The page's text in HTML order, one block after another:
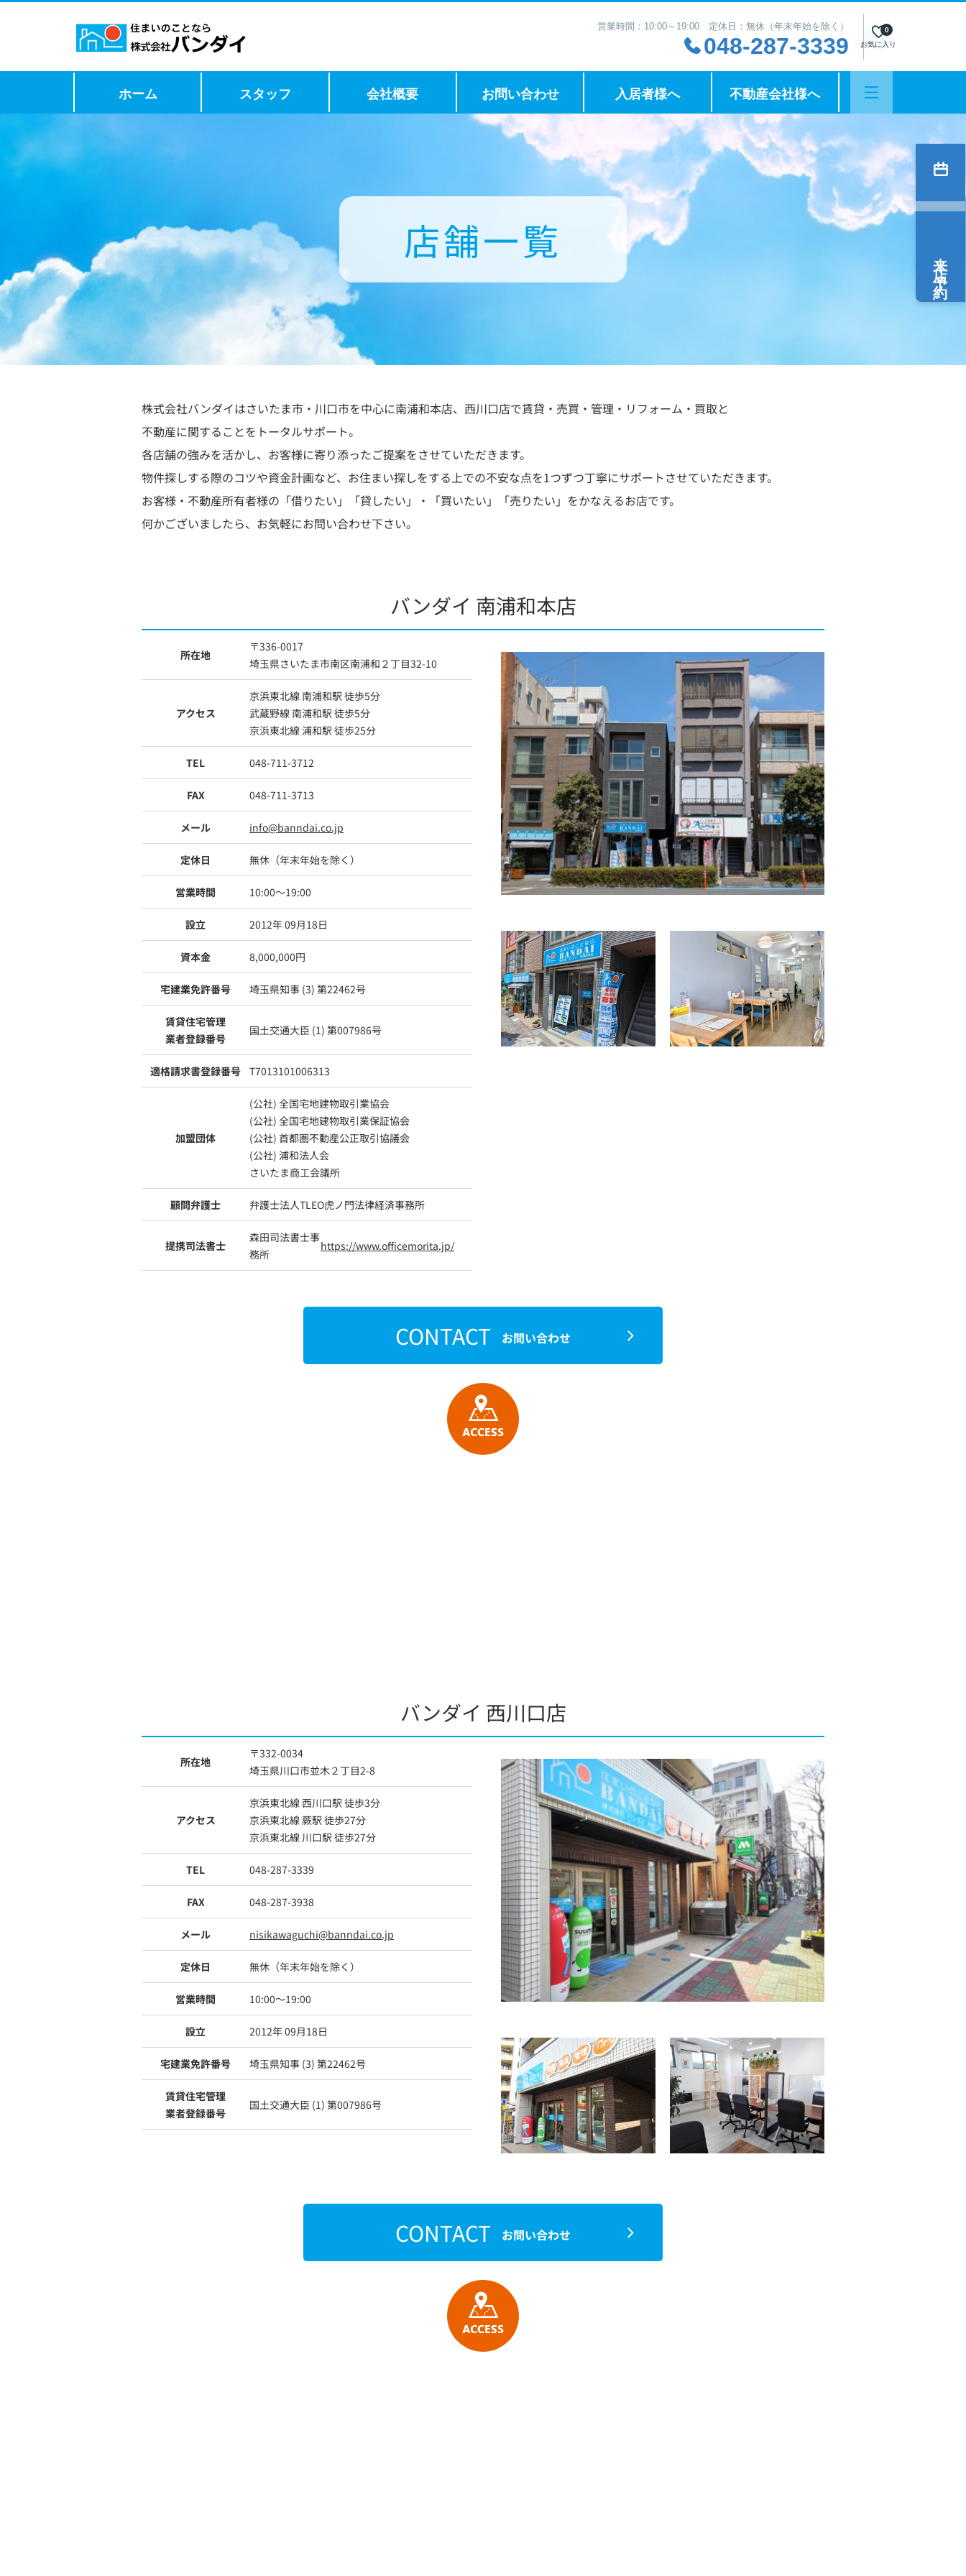
営業時間：10:00～19:00 定休日：無休（年末年始を除く）
048-287-3339 お気に入り
0
ホーム スタッフ 会社概要 お問い合わせ 入居者様へ 不動産会社様へ
店舗一覧
株式会社バンダイはさいたま市・川口市を中心に南浦和本店、西川口店で賃貸・売買・管理・リフォーム・買取と
不動産に関することをトータルサポート。
各店舗の強みを活かし、お客様に寄り添ったご提案をさせていただきます。
物件探しする際のコツや資金計画など、お住まい探しをする上での不安な点を1つずつ丁寧にサポートさせていただきます。
お客様・不動産所有者様の「借りたい」「貸したい」・「買いたい」「売りたい」をかなえるお店です。
何かございましたら、お気軽にお問い合わせ下さい。
バンダイ 南浦和本店
所在地
〒336-0017
埼玉県さいたま市南区南浦和２丁目32-10
アクセス
京浜東北線 南浦和駅 徒歩5分
武蔵野線 南浦和駅 徒歩5分
京浜東北線 浦和駅 徒歩25分
TEL 048-711-3712
FAX 048-711-3713
メール info@banndai.co.jp
定休日 無休（年末年始を除く）
営業時間 10:00～19:00
設立 2012年 09月18日
資本金 8,000,000円
宅建業免許番号 埼玉県知事 (3) 第22462号
賃貸住宅管理
業者登録番号
国土交通大臣 (1) 第007986号
適格請求書登録番号 T7013101006313
加盟団体
(公社) 全国宅地建物取引業協会
(公社) 全国宅地建物取引業保証協会
(公社) 首都圏不動産公正取引協議会
(公社) 浦和法人会
さいたま商工会議所
顧問弁護士 弁護士法人TLEO虎ノ門法律経済事務所
提携司法書士
森田司法書士事
務所
https://www.officemorita.jp/
CONTACT お問い合わせ
バンダイ 西川口店
所在地
〒332-0034
埼玉県川口市並木２丁目2-8
アクセス
京浜東北線 西川口駅 徒歩3分
京浜東北線 蕨駅 徒歩27分
京浜東北線 川口駅 徒歩27分
TEL 048-287-3339
FAX 048-287-3938
メール nisikawaguchi@banndai.co.jp
定休日 無休（年末年始を除く）
営業時間 10:00～19:00
設立 2012年 09月18日
宅建業免許番号 埼玉県知事 (3) 第22462号
賃貸住宅管理
業者登録番号
国土交通大臣 (1) 第007986号
CONTACT お問い合わせ
来店予約